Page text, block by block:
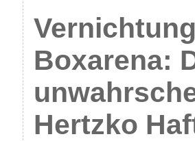
Boxarena:
Hertzko